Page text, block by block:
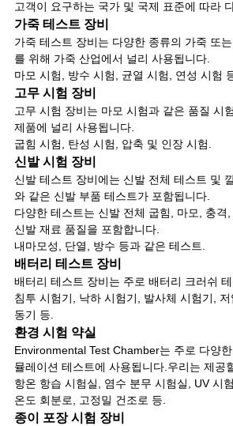
고객이 요구하는 국가 및 국제 표준에 따라
가죽 테스트 장비
가죽 테스트 장비는 다양한 종류의 가죽 또
를 위해 가죽 산업에서 널리 사용됩니다.
마모 시험, 방수 시험, 균열 시험, 연성 시험
고무 시험 장비
고무 시험 장비는 마모 시험과 같은 품질 시
제품에 널리 사용됩니다.
굽힘 시험, 탄성 시험, 압축 및 인장 시험.
신발 시험 장비
신발 테스트 장비에는 신발 전체 테스트 및
와 같은 신발 부품 테스트가 포함됩니다.
다양한 테스트는 신발 전체 굽힘, 마모, 충격
신발 재료 품질을 포함합니다.
내마모성, 단열, 방수 등과 같은 테스트.
배터리 테스트 장비
배터리 테스트 장비는 주로 배터리 크러쉬
침투 시험기, 낙하 시험기, 발사체 시험기,
동기 등.
환경 시험 약실
Environmental Test Chamber는 주로 다양
뮬레이션 테스트에 사용됩니다.우리는 제공
항온 항습 시험실, 염수 분무 시험실, UV 시
온도 회분로, 고정밀 건조로 등.
종이 포장 시험 장비